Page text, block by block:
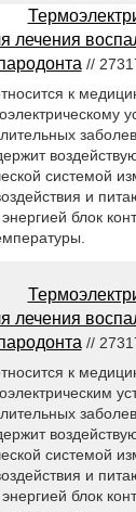
лечения
//
к
системой
и
блок
лечения
//
к
системой
и
блок